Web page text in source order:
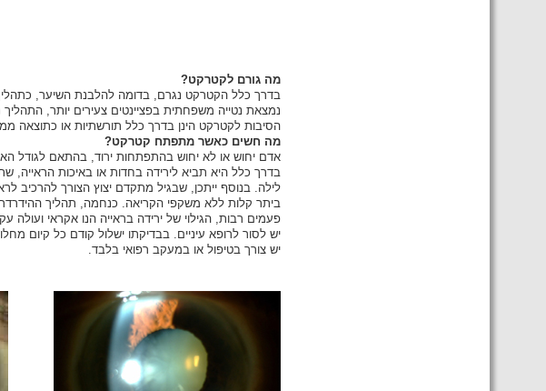
מה גורם לקטרקט?
נמצאת נטייה משפחתית בפציינטים צעירים יותר,
הסיבות לקטרקט הינן בדרך כלל תורשתיות או כתוצאה
מה חשים כאשר מתפתח קטרקט?
אדם יחוש או לא יחוש בהתפתחות ירוד, בהתאם לגודל
בדרך כלל היא תביא לירידה בחדות או באיכות הראייה,
לילה. בנוסף ייתכן, שבגיל מתקדם יצוץ הצורך להרכיב
ביתר קלות ללא משקפי הקריאה. כנחמה, תהליך
פעמים רבות, הגילוי של ירידה בראייה הנו אקראי
יש לסור לרופא עיניים. בבדיקתו ישלול קודם כל קיום
יש צורך בטיפול או במעקב רפואי בלבד.